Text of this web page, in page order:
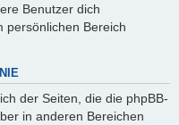
Benutzer dich
persönlichen Bereich
der Seiten, die die phpBB-
in anderen Bereichen